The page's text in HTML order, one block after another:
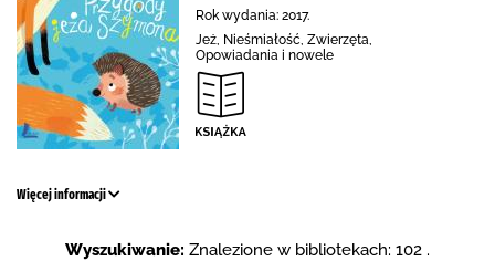
Rok wydania: 2017.
Jeż, Nieśmiałość, Zwierzęta,
Opowiadania i nowele
Więcej informacji
Wyszukiwanie: Znalezione w bibliotekach: 102 .